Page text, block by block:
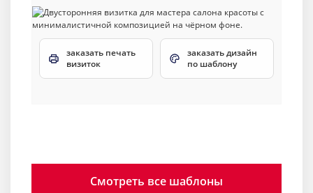
заказать печать
визиток
заказать дизайн
по шаблону
Смотреть все шаблоны